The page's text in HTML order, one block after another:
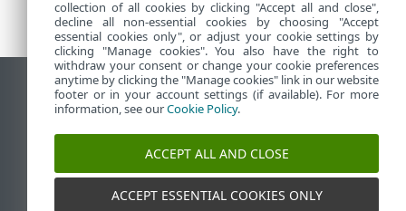
Visualizza sito desktop
End of Life
ESET Knowledge Base
ESET Status Portal
collection of all cookies by clicking "Accept all and close",
decline all non-essential cookies by choosing "Accept
essential cookies only", or adjust your cookie settings by
clicking "Manage cookies". You also have the right to
withdraw your consent or change your cookie preferences
anytime by clicking the "Manage cookies" link in our website
footer or in your account settings (if available). For more
information, see ourCookie Policy.
ACCEPT ALL AND CLOSE
ACCEPT ESSENTIAL COOKIES ONLY